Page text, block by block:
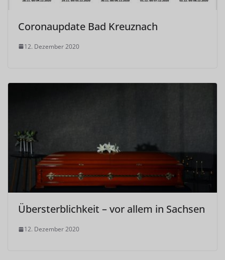
Coronaupdate Bad Kreuznach
12. Dezember 2020
Übersterblichkeit – vor allem in Sachsen
12. Dezember 2020